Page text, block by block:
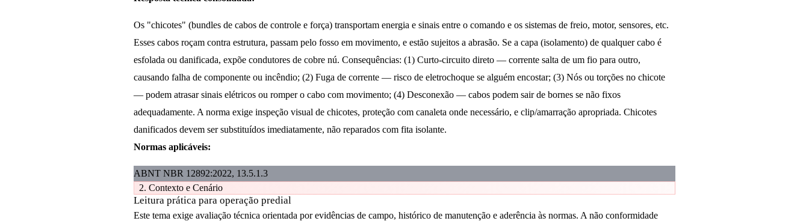
Os "chicotes" (bundles de cabos de controle e força) transportam energia e sinais entre o comando e os sistemas de freio, motor, sensores, etc.
Esses cabos roçam contra estrutura, passam pelo fosso em movimento, e estão sujeitos a abrasão. Se a capa (isolamento) de qualquer cabo é
esfolada ou danificada, expõe condutores de cobre nú. Consequências: (1) Curto-circuito direto — corrente salta de um fio para outro,
causando falha de componente ou incêndio; (2) Fuga de corrente — risco de eletrochoque se alguém encostar; (3) Nós ou torções no chicote
— podem atrasar sinais elétricos ou romper o cabo com movimento; (4) Desconexão — cabos podem sair de bornes se não fixos
adequadamente. A norma exige inspeção visual de chicotes, proteção com canaleta onde necessário, e clip/amarração apropriada. Chicotes
danificados devem ser substituídos imediatamente, não reparados com fita isolante.
Normas aplicáveis:
ABNT NBR 12892:2022, 13.5.1.3
2. Contexto e Cenário
Leitura prática para operação predial
Este tema exige avaliação técnica orientada por evidências de campo, histórico de manutenção e aderência às normas. A não conformidade